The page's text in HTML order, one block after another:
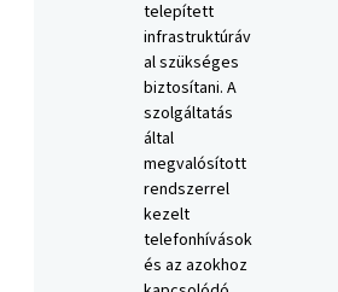
telepített
infrastruktúráv
al szükséges
biztosítani. A
szolgáltatás
által
megvalósított
rendszerrel
kezelt
telefonhívások
és az azokhoz